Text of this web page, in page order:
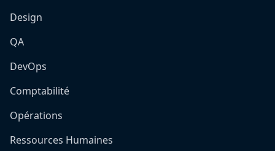
Design
QA
DevOps
Comptabilité
Opérations
Ressources Humaines